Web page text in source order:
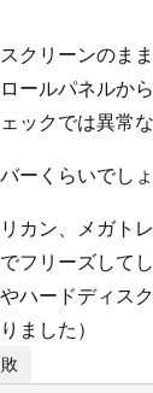
クリーンの
ールパネル
クでは異常な
ーくらいでしょ
カン、メガ
フリーズし
ハードディ
ました）